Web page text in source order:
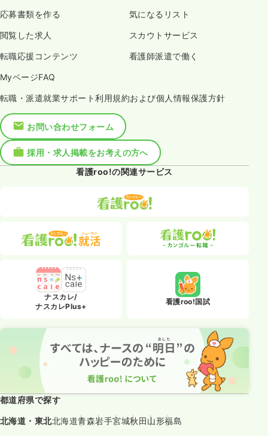
応募書類を作る 気になるリスト
閲覧した求人 スカウトサービス
転職応援コンテンツ 看護師派遣で働く
MyページFAQ
転職・派遣就業サポート利用規約および個人情報保護方針
お問い合わせフォーム
採用・求人掲載をお考えの方へ
看護roo!の関連サービス
ナスカレ/
ナスカレPlus+
看護roo!国試
都道府県で探す
北海道・東北北海道青森岩手宮城秋田山形福島